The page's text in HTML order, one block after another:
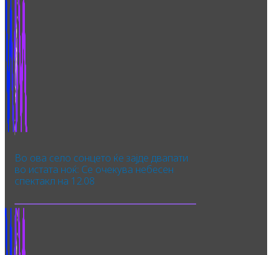
Во ова село сонцето ќе зајде двапати
во истата ноќ: Се очекува небесен
спектакл на 12.08